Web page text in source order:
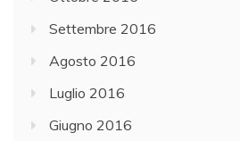
Settembre 2016
Agosto 2016
Luglio 2016
Giugno 2016